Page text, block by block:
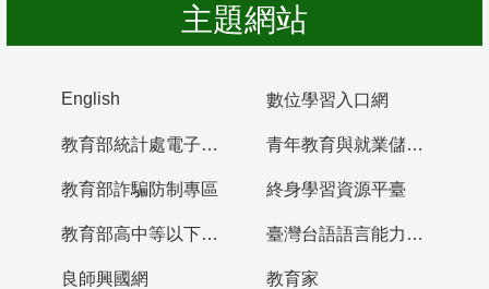
主題網站
English 數位學習入口網
教育部統計處電子書櫃 青年教育與就業儲蓄帳戶
教育部詐騙防制專區 終身學習資源平臺
教育部高中等以下學校及幼兒園教師資格檢定考試 臺灣台語語言能力認證網站
良師興國網
教育家